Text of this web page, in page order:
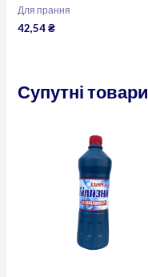
Для прання
42,54₴
Супутні товари